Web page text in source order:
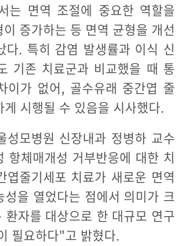
는 면역 조절에 중요한 역할을
증가하는 등 면역 균형을 개선
다. 특히 감염 발생률과 이식 신
기존 치료군과 비교했을 때 통
이가 없어, 골수유래 중간엽 줄
시행될 수 있음을 시사했다.
성모병원 신장내과 정병하 교수
항체매개성 거부반응에 대한 치
엽줄기세포 치료가 새로운 면역
성을 열었다는 점에서 의미가 크
자를 대상으로 한 대규모 연구
필요하다"고 밝혔다.